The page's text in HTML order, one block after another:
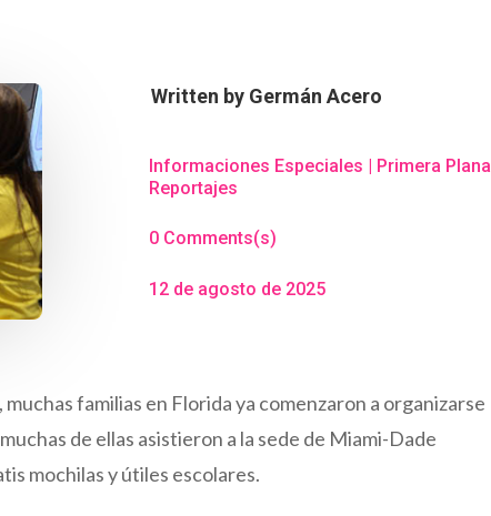
Written by Germán Acero
Informaciones Especiales | Primera Plana
Reportajes
0 Comments(s)
12 de agosto de 2025
familias en Florida ya comenzaron a organizarse
de ellas asistieron a la sede de Miami-Dade
mochilas y útiles escolares.